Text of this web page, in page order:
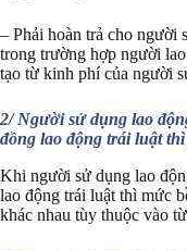
– Phải hoàn trả cho người
trong trường hợp người
tạo từ kinh phí của người
2/ Người sử dụng lao
đồng lao động trái luật
Khi người sử dụng lao
lao động trái luật thì mức
khác nhau tùy thuộc vào